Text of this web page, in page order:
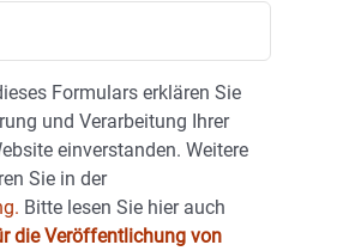
Formulars erklären Sie
und Verarbeitung Ihrer
einverstanden. Weitere
Sie in der
Bitte lesen Sie hier auch
die Veröffentlichung von